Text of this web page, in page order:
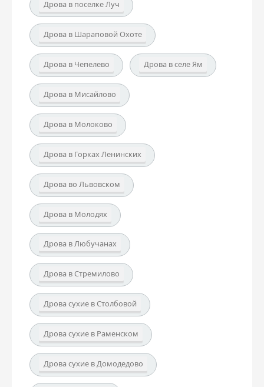
Дрова в поселке Луч
Дрова в Шараповой Охоте
Дрова в Чепелево Дрова в селе Ям
Дрова в Мисайлово
Дрова в Молоково
Дрова в Горках Ленинских
Дрова во Львовском
Дрова в Молодях
Дрова в Любучанах
Дрова в Стремилово
Дрова сухие в Столбовой
Дрова сухие в Раменском
Дрова сухие в Домодедово